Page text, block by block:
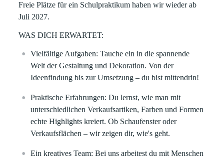
Freie Plätze für ein Schulpraktikumhaben wir wieder ab
Juli 2027.
WAS DICH ERWARTET:
Vielfältige Aufgaben: Tauche ein in die spannende
Welt der Gestaltung und Dekoration. Von der
Ideenfindung bis zur Umsetzung – du bist mittendrin!
Praktische Erfahrungen: Du lernst, wie man mit
unterschiedlichen Verkaufsartiken,Farben und Formen
echte Highlights kreiert. Ob Schaufenster oder
Verkaufsflächen – wir zeigen dir, wie's geht.
Ein kreatives Team: Bei uns arbeitest du mit Menschen